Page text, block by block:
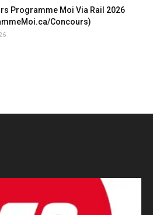
Programme Moi Via Rail 2026
Concours)